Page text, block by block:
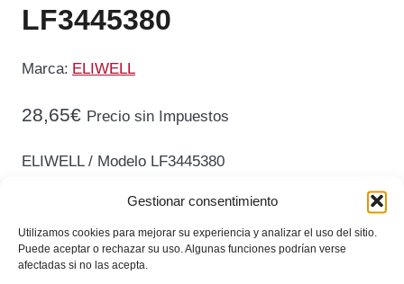
Gestionar consentimiento
Utilizamos cookies para mejorar su experiencia y analizar el uso del sitio.
Puede aceptar o rechazar su uso. Algunas funciones podrían verse
afectadas si no las acepta.
LF3445380
Marca: ELIWELL
28,65€ Precio sin Impuestos
ELIWELL / Modelo LF3445380
ELIWELL
LF3445380